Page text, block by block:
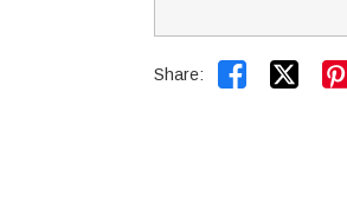
Share:  